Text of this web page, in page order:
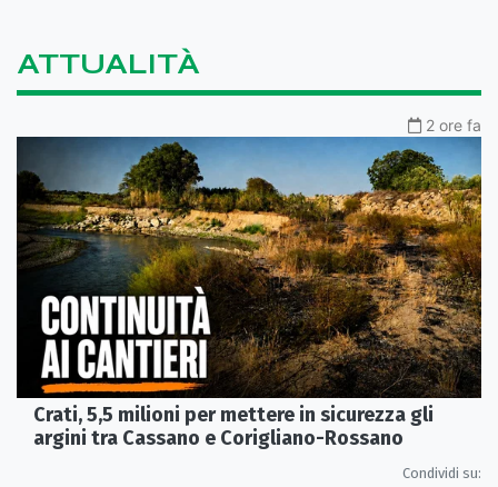
ATTUALITÀ
2 ore fa
Crati, 5,5 milioni per mettere in sicurezza gli
argini tra Cassano e Corigliano-Rossano
Condividi su: